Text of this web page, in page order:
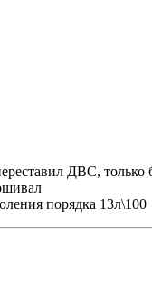
ДВС, только
порядка 13л\100